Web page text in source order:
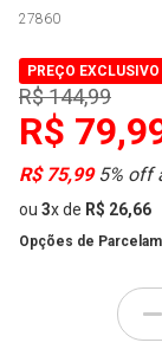
27860
PREÇO
R$ 144,99
R$
R$ 75,995% off
ou 3xde R$ 26,66
Opções de
-